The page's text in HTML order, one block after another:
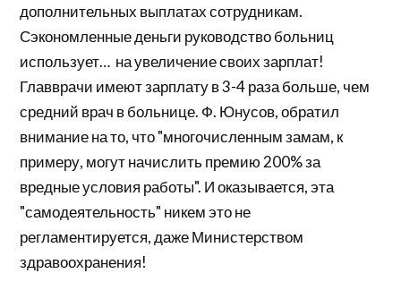
дополнительных выплатах сотрудникам.
Сэкономленные деньги руководство больниц
использует… на увеличение своих зарплат!
Главврачи имеют зарплату в 3-4 раза больше, чем
средний врач в больнице. Ф. Юнусов, обратил
внимание на то, что "многочисленным замам, к
примеру, могут начислить премию 200% за
вредные условия работы". И оказывается, эта
"самодеятельность" никем это не
регламентируется, даже Министерством
здравоохранения!